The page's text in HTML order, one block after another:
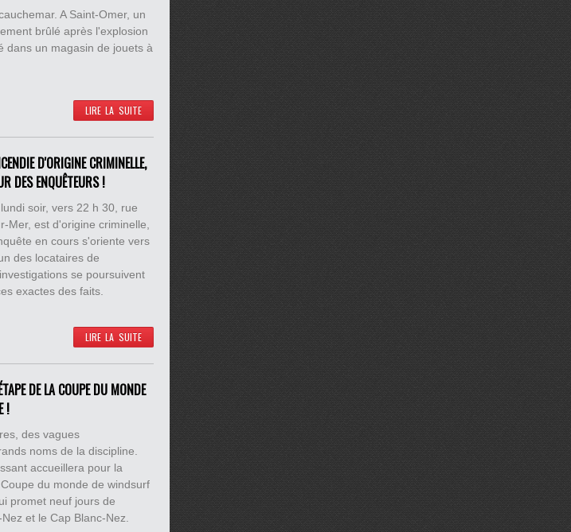
A Saint-Omer, un
brûlé après l'explosion
dans un magasin de jouets à
LIRE LA SUITE
D'ORIGINE CRIMINELLE,
DES ENQUÊTEURS !
soir, vers 22 h 30, rue
Mer, est d'origine criminelle,
en cours s'oriente vers
des locataires de
se poursuivent
exactes des faits.
LIRE LA SUITE
DE LA COUPE DU MONDE
!
des vagues
noms de la discipline.
accueillera pour la
du monde de windsurf
promet neuf jours de
et le Cap Blanc-Nez.